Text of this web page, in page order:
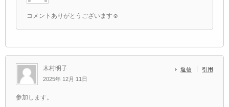
コメントありがとうございます☺️
木村明子
2025年 12月 11日
返信 引用
参加します。